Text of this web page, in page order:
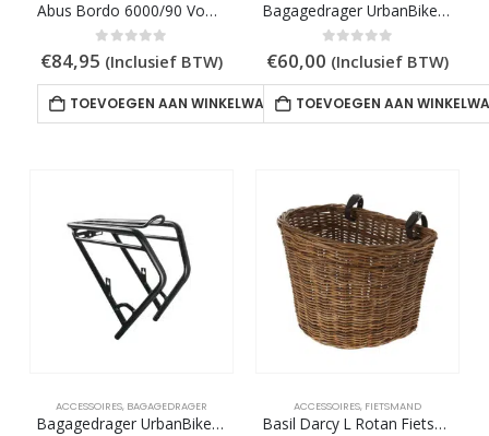
Abus Bordo 6000/90 Vouwslot | Security Level 10
0 out of 5
€84,95 (Inclusief BTW)
TOEVOEGEN AAN WINKELWAGEN
Bagagedrager UrbanBiker Mini en Mini PLUS
0 out of 5
€60,00 (Inclusief BTW)
TOEVOEGEN AAN
ACCESSOIRES, BAGAGEDRAGER
Bagagedrager UrbanBiker voor Viena 23 en Sidney 23
ACCESSOIRES, FIETSMAND
Basil Darcy L Rotan Fietsmand | 35 Litern